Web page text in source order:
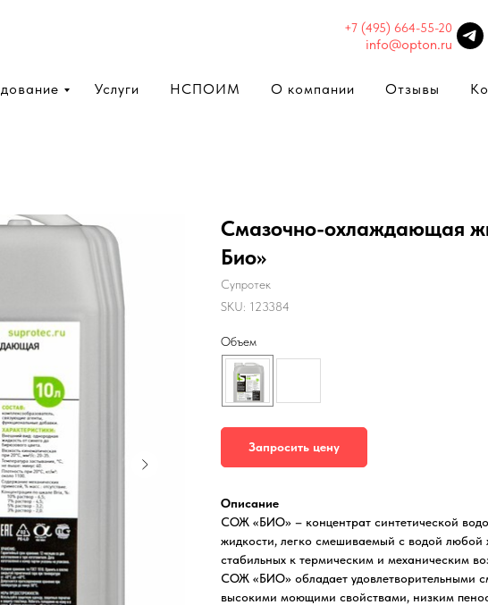
+7 (495) 664-55-20
info@opton.ru
Услуги НСПОИМ О компании Отзывы
Смазочно-охлаждающая
Био»
Супротек
SKU: 123384
Объем
Запросить цену
Описание
СОЖ «БИО» – концентрат синтетической
жидкости, легко смешиваемый с водой любой
стабильных к термическим и механическим
СОЖ «БИО» обладает удовлетворительными
высокими моющими свойствами, низким